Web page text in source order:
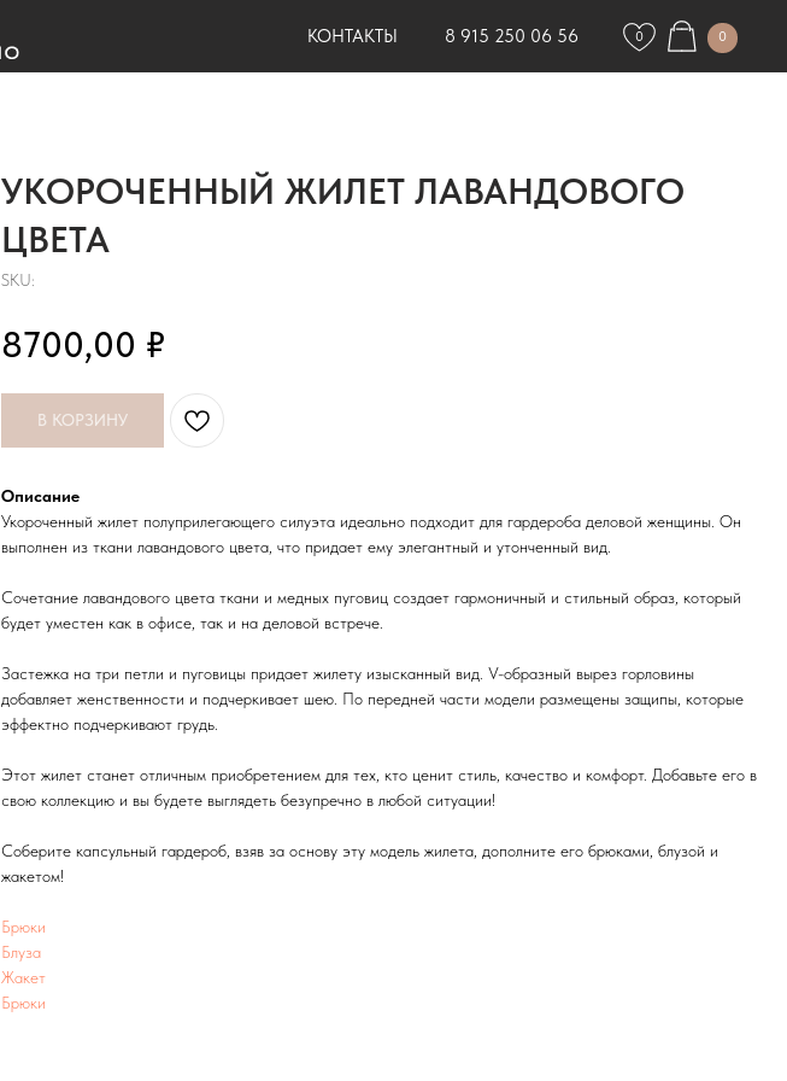
0
8 915 250 06 56
КОНТАКТЫ 0
УКОРОЧЕННЫЙ ЖИЛЕТ ЛАВАНДОВОГО
ЦВЕТА
SKU:
8700,00 ₽
В КОРЗИНУ
Описание
Укороченный жилет полуприлегающего силуэта идеально подходит для гардероба деловой женщины. Он
выполнен из ткани лавандового цвета, что придает ему элегантный и утонченный вид.
Сочетание лавандового цвета ткани и медных пуговиц создает гармоничный и стильный образ, который
будет уместен как в офисе, так и на деловой встрече.
Застежка на три петли и пуговицы придает жилету изысканный вид. V-образный вырез горловины
добавляет женственности и подчеркивает шею. По передней части модели размещены защипы, которые
эффектно подчеркивают грудь.
Этот жилет станет отличным приобретением для тех, кто ценит стиль, качество и комфорт. Добавьте его в
свою коллекцию и вы будете выглядеть безупречно в любой ситуации!
Соберите капсульный гардероб, взяв за основу эту модель жилета, дополните его брюками, блузой и
жакетом!
Брюки
Блуза
Жакет
Брюки